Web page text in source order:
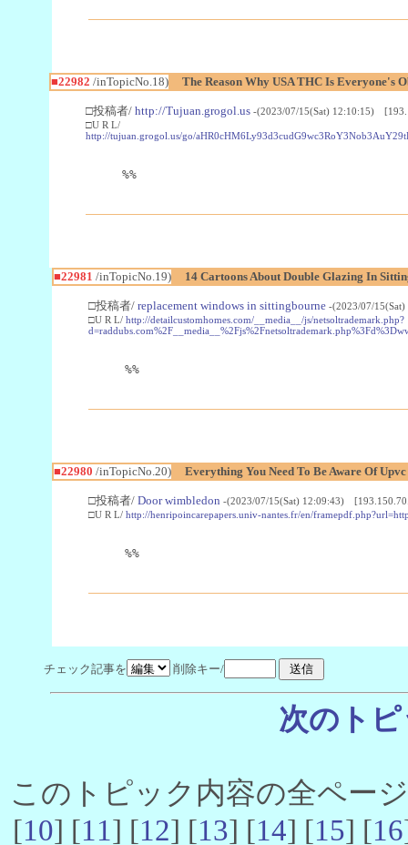
■22982 /inTopicNo.18) The Reason Why USA THC Is Everyone's
□投稿者/ http://Tujuan.grogol.us -(2023/07/15(Sat) 12:10:15)
□U R L/
http://tujuan.grogol.us/go/
%%
■22981 /inTopicNo.19) 14 Cartoons About Double Glazing In
□投稿者/ replacement windows in sittingbourne -(2023/07/
□U R L/ http://detailcustomhomes.com/__media__/js/netsoltrademark.php?
%%
■22980 /inTopicNo.20) Everything You Need To Be Aware Of
□投稿者/ Door wimbledon -(2023/07/15(Sat) 12:09:43)
□U R L/ http://henripoincarepapers.univ-nantes.fr/en/
%%
チェック記事を 削除キー/
次のト
このトピック内容の全ペー
[10] [11] [12] [13] [14] [15] [16